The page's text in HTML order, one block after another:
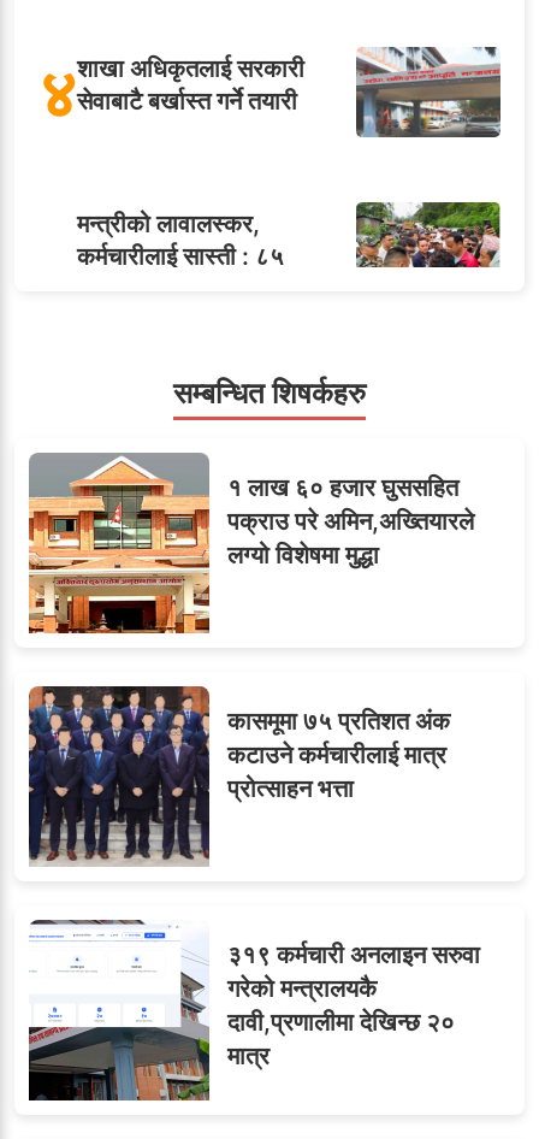
४शाखा अधिकृतलाई सरकारी
सेवाबाटै बर्खास्त गर्ने तयारी
मन्त्रीको लावालस्कर,
कर्मचारीलाई सास्ती : ८५
६ सहसचिवमा प्रथम भएका
विजयकुमार शर्माको लोकसेवा
टिप्स
७
८जुनियरलाई दोहोरो जिम्मेवारी,
मन्त्रालयभित्र असन्तुष्टि
९ ओएनएमका नाममा अत्याचार :
सब–इन्जिनियरहरुको गम्भीर
ध्यानाकर्षण
सम्बन्धित शिषर्कहरु
१ लाख ६० हजार घुससहित
पक्राउ परे अमिन,अख्तियारले
लग्यो विशेषमा मुद्धा
कासमूमा ७५ प्रतिशत अंक
कटाउने कर्मचारीलाई मात्र
प्रोत्साहन भत्ता
३१९ कर्मचारी अनलाइन सरुवा
गरेको मन्त्रालयकै
दावी,प्रणालीमा देखिन्छ २०
मात्र